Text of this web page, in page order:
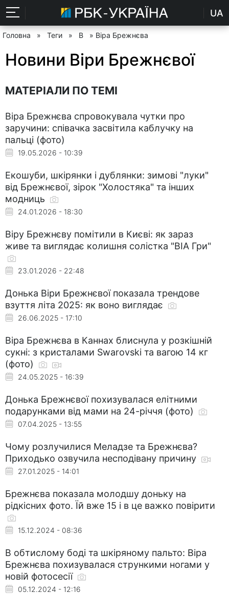
UA
Головна » Теги » В » Віра Брежнєва
Новини Віри Брежнєвої
МАТЕРІАЛИ ПО ТЕМІ
Віра Брежнєва спровокувала чутки про
заручини: співачка засвітила каблучку на
пальці (фото)
19.05.2026 - 10:39
Екошуби, шкірянки і дублянки: зимові "луки"
від Брежнєвої, зірок "Холостяка" та інших
модниць
24.01.2026 - 18:30
Віру Брежнєву помітили в Києві: як зараз
живе та виглядає колишня солістка "ВІА Гри"
23.01.2026 - 22:48
Донька Віри Брежнєвої показала трендове
взуття літа 2025: як воно виглядає
26.06.2025 - 17:10
Віра Брежнєва в Каннах блиснула у розкішній
сукні: з кристалами Swarovski та вагою 14 кг
(фото)
24.05.2025 - 16:39
Донька Брежнєвої похизувалася елітними
подарунками від мами на 24-річчя (фото)
07.04.2025 - 13:55
Чому розлучилися Меладзе та Брежнєва?
Приходько озвучила несподівану причину
27.01.2025 - 14:01
Брежнєва показала молодшу доньку на
рідкісних фото. Їй вже 15 і в це важко повірити
15.12.2024 - 08:36
В обтислому боді та шкіряному пальто: Віра
Брежнєва похизувалася стрункими ногами у
новій фотосесії
05.12.2024 - 12:16